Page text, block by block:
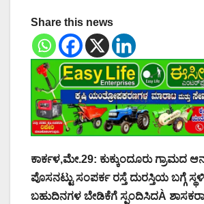
Share this news
ಕಾರ್ಕಳ,ಮೇ.29: ಕುಕ್ಕುಂದೂರು ಗ್ರಾಮದ
ಪೊಸನಟ್ಟು ಸಂಪರ್ಕ ರಸ್ತೆ ದುರಸ್ತಿಯ ಬಗ್ಗೆ
ಬಹುದಿನಗಳ ಬೇಡಿಕೆಗೆ ಸ್ಪಂದಿಸಿದÀ